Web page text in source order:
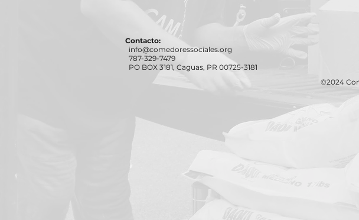
Contacto:
info@comedoressociales.org
787-329-7479
PO BOX 3181, Caguas, PR 00725-3181
©2024